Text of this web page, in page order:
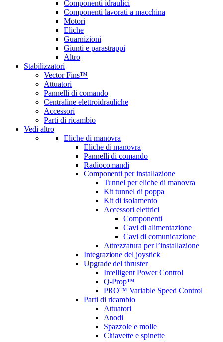
Componenti idraulici
Componenti lavorati a macchina
Motori
Eliche
Guarnizioni
Giunti e parastrappi
Altro
Stabilizzatori
Vector Fins™
Attuatori
Pannelli di comando
Centraline elettroidrauliche
Accessori
Parti di ricambio
Vedi altro
Eliche di manovra
Eliche di manovra
Pannelli di comando
Radiocomandi
Componenti per installazione
Tunnel per eliche di manovra
Kit tunnel di poppa
Kit di isolamento
Accessori elettrici
Componenti
Cavi di alimentazione
Cavi di comunicazione
Attrezzatura per l’installazione
Integrazione del joystick
Upgrade del thruster
Intelligent Power Control
Q-Prop™
PRO™ Variable Speed Control
Parti di ricambio
Attuatori
Anodi
Spazzole e molle
Chiavette e spinette